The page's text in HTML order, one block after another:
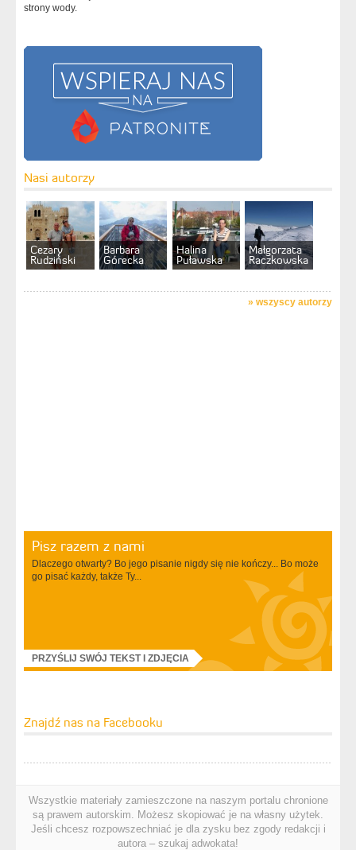
strony wody.
Nasi autorzy
Cezary
Rudziński
Barbara
Górecka
Halina
Puławska
Małgorzata
Raczkowska
» wszyscy autorzy
Pisz razem z nami
Dlaczego otwarty? Bo jego pisanie nigdy się nie kończy... Bo może
go pisać każdy, także Ty...
PRZYŚLIJ SWÓJ TEKST I ZDJĘCIA
Znajdź nas na Facebooku
Wszystkie materiały zamieszczone na naszym portalu chronione
są prawem autorskim. Możesz skopiować je na własny użytek.
Jeśli chcesz rozpowszechniać je dla zysku bez zgody redakcji i
autora – szukaj adwokata!